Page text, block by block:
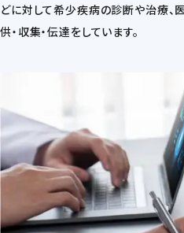
どに対して希少疾病の診断や治療
供・収集・伝達をしています。